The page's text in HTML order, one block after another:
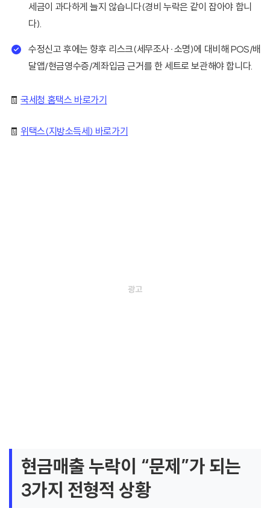
세금이 과다하게 늘지 않습니다(경비 누락은 같이 잡아야 합니
다).
수정신고 후에는 향후 리스크(세무조사·소명)에 대비해 POS/배
달앱/현금영수증/계좌입금 근거를 한 세트로 보관해야 합니다.
🧾국세청 홈택스 바로가기
🧾 위택스(지방소득세) 바로가기
현금매출 누락이 “문제”가 되는
3가지 전형적 상황